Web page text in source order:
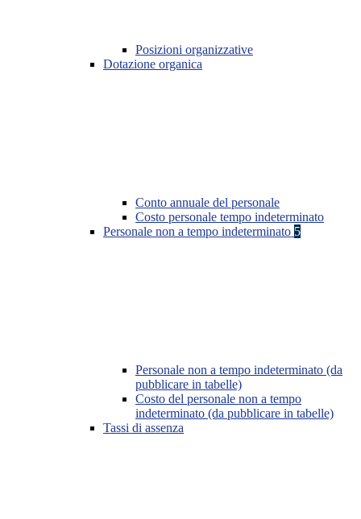
Posizioni organizzative
Dotazione organica
Conto annuale del personale
Costo personale tempo indeterminato
Personale non a tempo indeterminato 5
Personale non a tempo indeterminato (da
pubblicare in tabelle)
Costo del personale non a tempo
indeterminato (da pubblicare in tabelle)
Tassi di assenza